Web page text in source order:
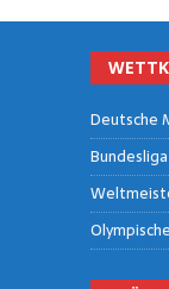
Deut­sche
Bun­des­li­ga